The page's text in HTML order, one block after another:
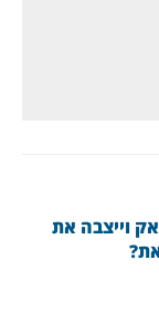
וייצבה את